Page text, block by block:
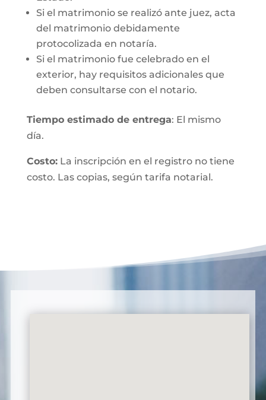
Si el matrimonio se realizó ante juez, acta
del matrimonio debidamente
protocolizada en notaría.
Si el matrimonio fue celebrado en el
exterior, hay requisitos adicionales que
deben consultarse con el notario.
Tiempo estimado de entrega: El mismo
día.
Costo:La inscripción en el registro no tiene
costo. Las copias, según tarifa notarial.